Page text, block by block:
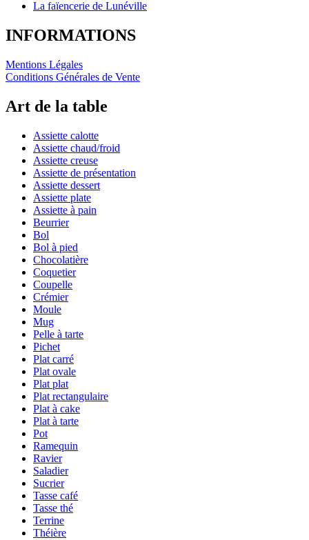
La faïencerie de Lunéville
INFORMATIONS
Mentions Légales
Conditions Générales de Vente
Art de la table
Assiette calotte
Assiette chaud/froid
Assiette creuse
Assiette de présentation
Assiette dessert
Assiette plate
Assiette à pain
Beurrier
Bol
Bol à pied
Chocolatière
Coquetier
Coupelle
Crémier
Moule
Mug
Pelle à tarte
Pichet
Plat carré
Plat ovale
Plat plat
Plat rectangulaire
Plat à cake
Plat à tarte
Pot
Ramequin
Ravier
Saladier
Sucrier
Tasse café
Tasse thé
Terrine
Théière